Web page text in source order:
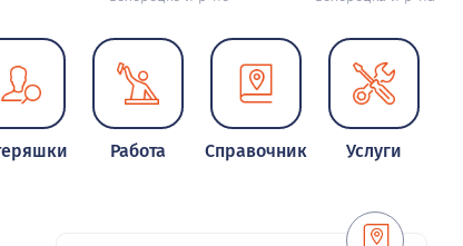
Работа Справочник Услуги